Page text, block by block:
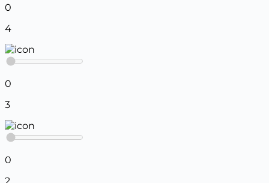
0
4
0
3
0